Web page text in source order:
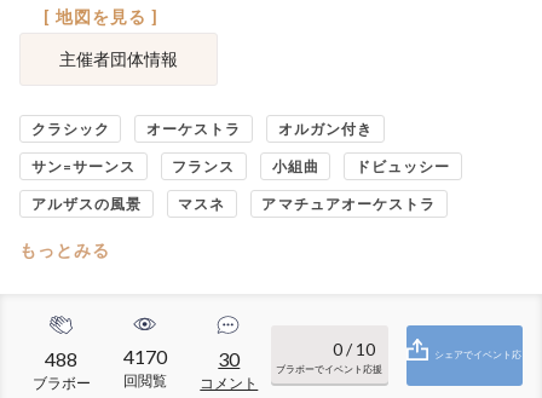
[ 地図を見る ]
主催者団体情報
クラシック オーケストラ オルガン付き
サン=サーンス フランス 小組曲 ドビュッシー
アルザスの風景 マスネ アマチュアオーケストラ
もっとみる
488
ブラボー
4170
回閲覧
30
コメント
0/ 10
ブラボーでイベント応援
シェアでイベント応